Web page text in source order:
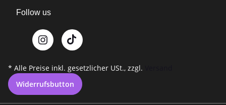
Follow us
* Alle Preise inkl. gesetzlicher USt., zzgl.
Widerrufsbutton